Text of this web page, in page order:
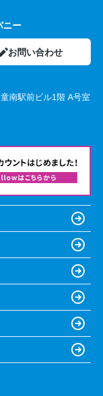
ニー
お問い合わせ
南駅前ビル1階 A号室